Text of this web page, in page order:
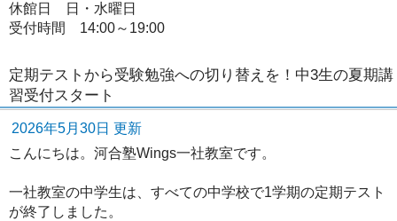
休館日 日・水曜日
受付時間 14:00～19:00
定期テストから受験勉強への切り替えを！中3生の夏期講
習受付スタート
2026年5月30日 更新
こんにちは。河合塾Wings一社教室です。
一社教室の中学生は、すべての中学校で1学期の定期テスト
が終了しました。